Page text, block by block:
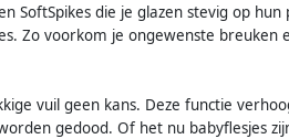
SoftSpikes die je glazen stevig op hun
Zo voorkom je ongewenste breuken
vuil geen kans. Deze functie
gedood. Of het nu babyflesjes